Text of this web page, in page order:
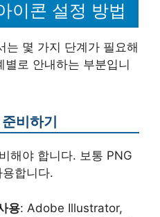
이콘 설정 방법
는 몇 가지 단계가 필요해
로 안내하는 부분입니
비하기
해야 합니다. 보통 PNG
합니다.
용: Adobe Illustrator,